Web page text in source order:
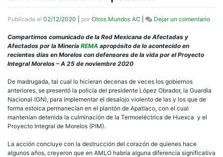
Publicada el 02/12/2020 por Otros Mundos AC Dejar un comentarioen
vez
las
Compartimos comunicado de la Red Mexicana de Afectadas y
Afectados por la Minería REMA apropósito de lo acontecido en
recientes días en Morelos con defensores de la vida por el Proyecto
Integral Morelos – A 25 de noviembre 2020
De madrugada, tal cual lo hicieran decenas de veces los gobiernos
anteriores, se presentó la policía del presidente López Obrador, la Guardia
Nacional (GN), para implementar el desalojo violento de las y los que de
forma estoica permanecían en el plantón de Apatlaco, con el cual
mantenían detenida la culminación de la Termoeléctrica de Huexca y el
Proyecto Integral de Morelos (PIM).
La acción concluye con la destrucción del corazón de quienes hace
algunos años, creyeron que en AMLO habría alguna diferencia significativa